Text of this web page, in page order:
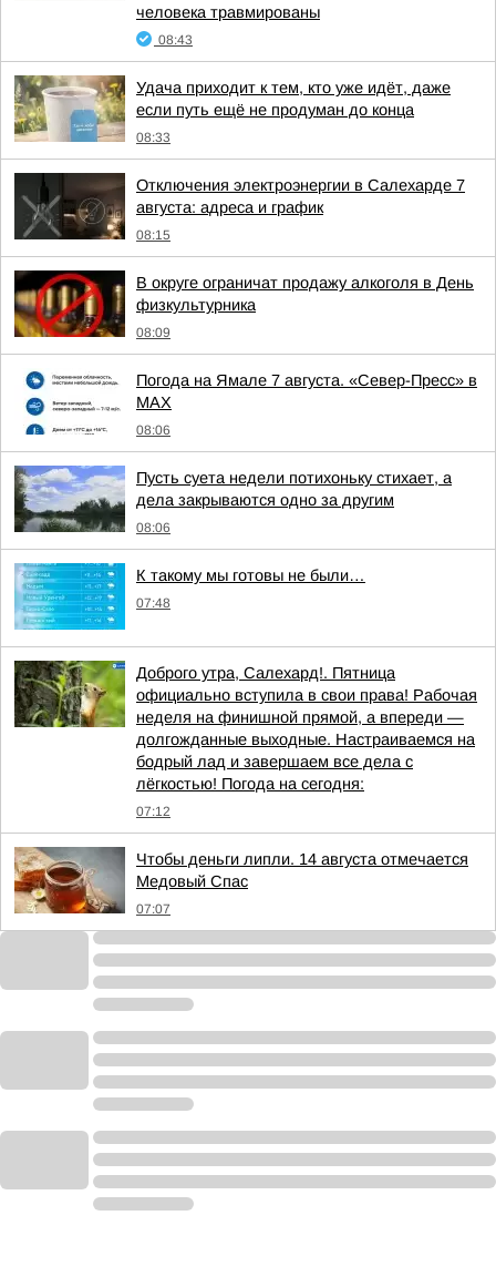
человека травмированы
08:43
Удача приходит к тем, кто уже идёт, даже
если путь ещё не продуман до конца
08:33
Отключения электроэнергии в Салехарде 7
августа: адреса и график
08:15
В округе ограничат продажу алкоголя в День
физкультурника
08:09
Погода на Ямале 7 августа. «Север-Пресс» в
MAX
08:06
Пусть суета недели потихоньку стихает, а
дела закрываются одно за другим
08:06
К такому мы готовы не были…
07:48
Доброго утра, Салехард!. Пятница
официально вступила в свои права! Рабочая
неделя на финишной прямой, а впереди —
долгожданные выходные. Настраиваемся на
бодрый лад и завершаем все дела с
лёгкостью! Погода на сегодня:
07:12
Чтобы деньги липли. 14 августа отмечается
Медовый Спас
07:07